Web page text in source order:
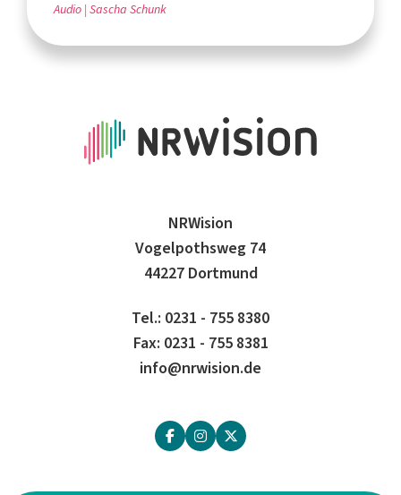
Audio Sascha Schunk
NRWision
Vogelpothsweg 74
44227 Dortmund
Tel.: 0231 - 755 8380
Fax: 0231 - 755 8381
info@nrwision.de